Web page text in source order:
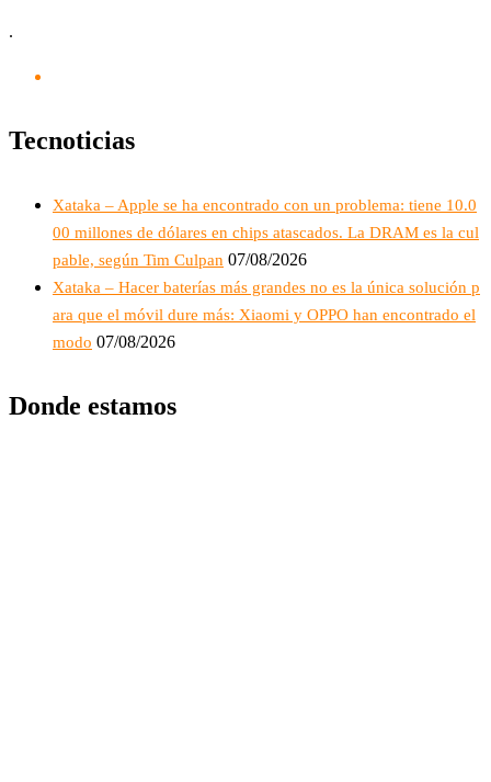
.
Tecnoticias
Xataka – Apple se ha encontrado con un problema: tiene 10.0
00 millones de dólares en chips atascados. La DRAM es la cul
pable, según Tim Culpan 07/08/2026
Xataka – Hacer baterías más grandes no es la única solución p
ara que el móvil dure más: Xiaomi y OPPO han encontrado el
modo 07/08/2026
Donde estamos